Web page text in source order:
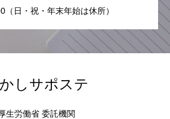
（日・祝・年末年始は休所）
しサポステ
生労働省 委託機関